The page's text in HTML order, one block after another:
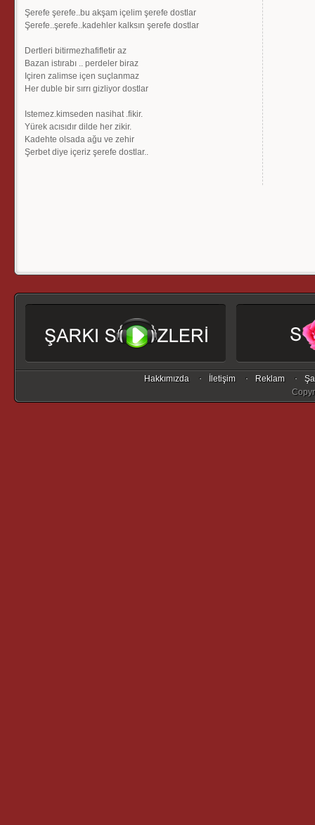
Şerefe şerefe..bu akşam içelim şerefe dostlar
Şerefe..şerefe..kadehler kalksın şerefe dostlar
Dertleri bitirmezhafifletir az
Bazan istırabı .. perdeler biraz
Içiren zalimse içen suçlanmaz
Her duble bir sırrı gizliyor dostlar
Istemez.kimseden nasihat .fikir.
Yürek acısıdır dilde her zikir.
Kadehte olsada ağu ve zehir
Şerbet diye içeriz şerefe dostlar..
Hakkımızda İletişim Reklam